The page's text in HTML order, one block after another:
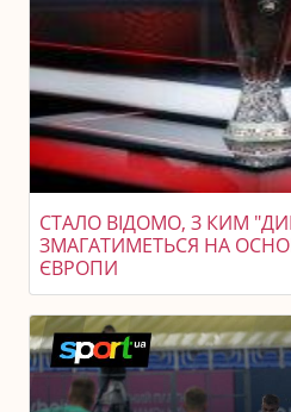
СТАЛО ВІДОМО, З КИМ
ЗМАГАТИМЕТЬСЯ НА
ЄВРОПИ